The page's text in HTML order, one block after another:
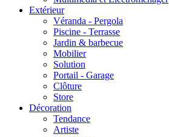
Extérieur
Véranda - Pergola
Piscine - Terrasse
Jardin & barbecue
Mobilier
Solution
Portail - Garage
Clôture
Store
Décoration
Tendance
Artiste